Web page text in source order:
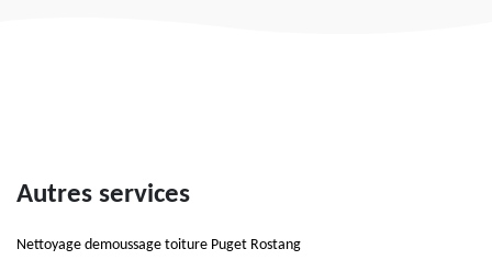
Autres services
Nettoyage demoussage toiture Puget Rostang